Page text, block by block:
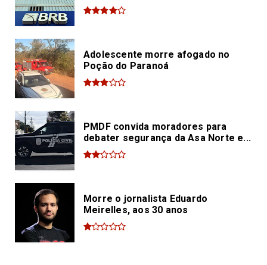
Adolescente morre afogado no
Poção do Paranoá
PMDF convida moradores para
debater segurança da Asa Norte e...
Morre o jornalista Eduardo
Meirelles, aos 30 anos